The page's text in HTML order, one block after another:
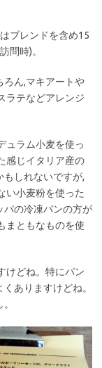
ブレンドを含め15
問時)。
ろん,マキアートや
ラテなどアレンジ
ュラム小麦を使っ
感じイタリア産の
しれないですが,
い小麦粉を使った
パの冷凍パンの方が
まともなものを使
けどね。特にパン
ありますけどね。